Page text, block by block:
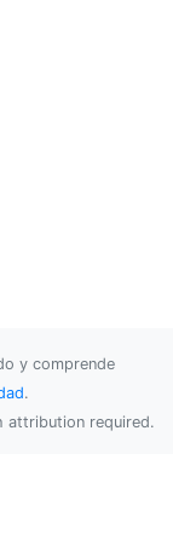
y comprende
.
attribution required.